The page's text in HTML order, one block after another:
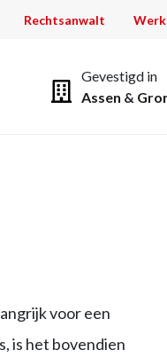
Rechtsanwalt
Gevestigd in
Assen &
voor een
is het bovendien